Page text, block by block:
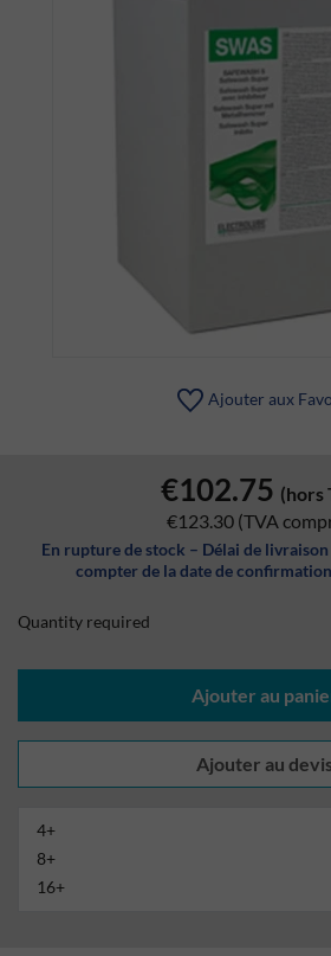
Ajouter aux
€102.75 (hors
€123.30 (TVA
En rupture de stock – Délai de
compter de la date de
Quantity required
Ajouter au
4+
8+
16+